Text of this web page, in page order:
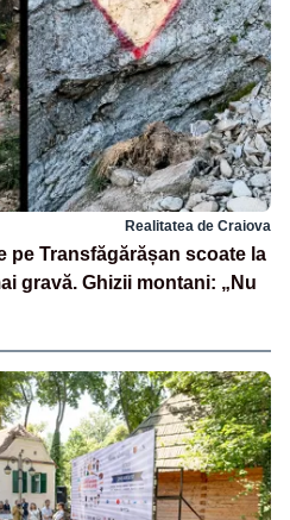
Realitatea de Craiova
pe Transfăgărășan scoate la
gravă. Ghizii montani: „Nu